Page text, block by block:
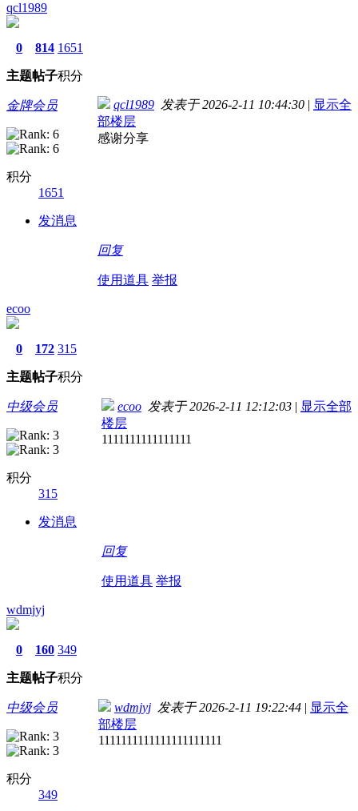
qcl1989
0
主题
814
帖子
1651
积分
金牌会员
积分
1651
发消息
qcl1989 发表于 2026-2-11 10:44:30 | 显示全
部楼层
感谢分享
回复
使用道具 举报
ecoo
0
主题
172
帖子
315
积分
中级会员
积分
315
发消息
ecoo 发表于 2026-2-11 12:12:03 | 显示全部
楼层
1111111111111111
回复
使用道具 举报
wdmjyj
0
主题
160
帖子
349
积分
中级会员
积分
349
wdmjyj 发表于 2026-2-11 19:22:44 | 显示全
部楼层
1111111111111111111111